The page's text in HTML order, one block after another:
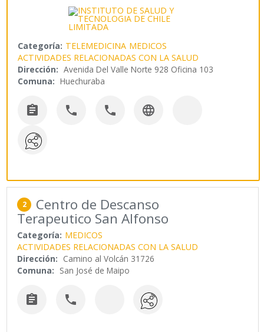
Categoría: TELEMEDICINA MEDICOS
ACTIVIDADES RELACIONADAS CON LA SALUD
Dirección: Avenida Del Valle Norte 928 Oficina 103
Comuna: Huechuraba
   
2 Centro de Descanso
Terapeutico San Alfonso
Categoría: MEDICOS
ACTIVIDADES RELACIONADAS CON LA SALUD
Dirección: Camino al Volcán 31726
Comuna: San José de Maipo
 